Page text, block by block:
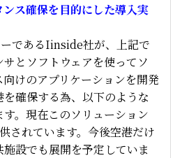
ス確保を目的にした導入実
であるIinside社が、上記で
とソフトウェアを使ってソ
けのアプリケーションを開発
確保する為、以下のような
。現在このソリューション
されています。今後空港だけ
設でも展開を予定していま